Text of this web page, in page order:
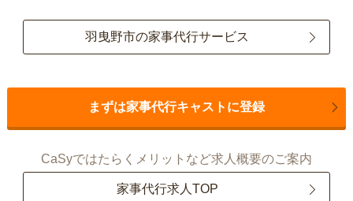
羽曳野市の家事代行サービス
まずは家事代行キャストに登録
CaSyではたらくメリットなど求人概要のご案内
家事代行求人TOP